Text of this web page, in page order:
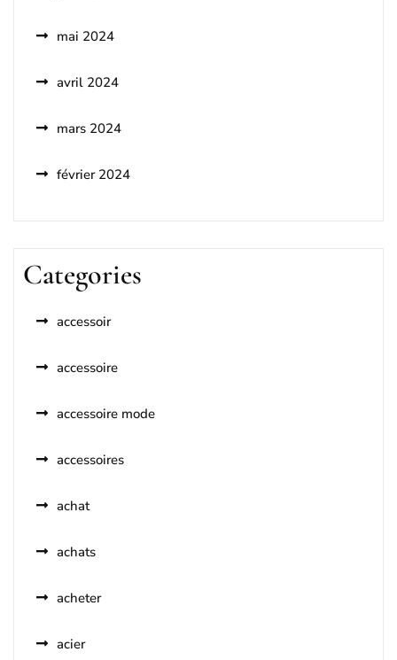
mai 2024
avril 2024
mars 2024
février 2024
Categories
accessoir
accessoire
accessoire mode
accessoires
achat
achats
acheter
acier